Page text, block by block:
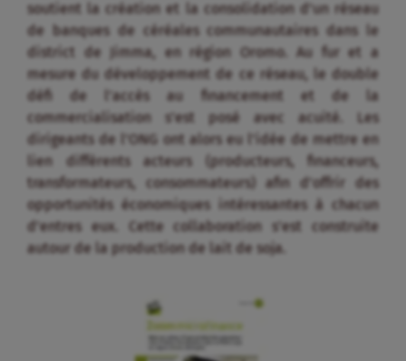
soutient la création et la consolidation d’un réseau
de banques de céréales communautaires dans le
district de Jimma, en région Oromo. Au fur et a
mesure du développement de ce réseau, le double
défi de l’accès au financement et de la
commercialisation s’est posé avec acuité. Les
dirigeants de l’ONG ont alors eu l’idée de mettre en
lien différents acteurs (producteurs, financeurs,
transformateurs, consommateurs) afin d’offrir des
opportunités économiques intéressantes à chacun
d’entres eux. Cette collaboration s’est construite
autour de la production de lait de soja.